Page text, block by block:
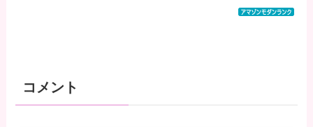
コメント